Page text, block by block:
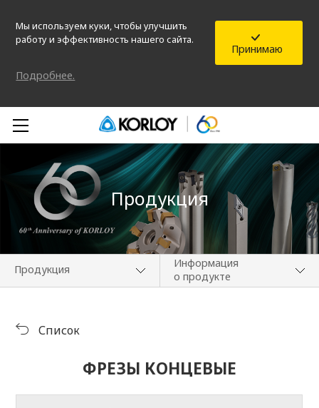
Мы используем куки, чтобы улучшить
работу и эффективность нашего сайта.
Принимаю
Подробнее.
Продукция
Продукция
Продукция
Информация
о продукте
о продукте
Список
ФРЕЗЫ КОНЦЕВЫЕ